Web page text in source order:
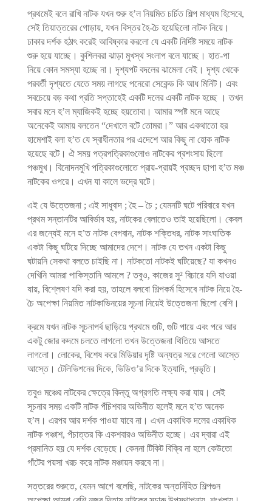
প্রথমেই বলে রাখি নাটক যখন শুরু হ’ল নিয়মিত চর্চিত শিল্প মাধ্যম হিসেবে,
সেই তিয়াত্তরের গোড়ায়, যখন বিস্তর হৈ-চৈ হয়েছিলো নাটক নিয়ে।
ঢাকার দর্শক হঠাৎ করেই আবিষ্কার করলো যে একটি নির্দিষ্ট সময়ে নাটক
শুরু হয়ে যাচ্ছে। কুশিলবরা ঝাড়া মুখস্থ সংলাপ বলে যাচ্ছে। হাত-পা
নিয়ে কোন সমস্যা হচ্ছে না। দৃশ্যপট বদলের ঝামেলা নেই। দৃশ্য থেকে
পরবর্তী দৃশ্যতে যেতে সময় লাগছে পনেরো সেকেন্ড কি আধ মিনিট। এবং
সবচেয়ে বড় কথা প্রতি সপ্তাহেই একটি দলের একটি নাটক হচ্ছে । তখন
সবার মনে হ’ল ম্যাজিকই হচ্ছে হয়তোবা। আমার স্পষ্ট মনে আছে
অনেকেই আমায় বলতেন “দেখালে বটে তোমরা।” আর একথাতো হর
হামেশাই বলা হ’ত যে স্বাধীনতার পর এদেশে আর কিছু না হোক নাটক
হয়েছে বটে। ঐ সময় পত্রপত্রিকাগুলোও নাটকের প্রশংসায় ছিলো
পঞ্চমুখ। বিনোদনমুখি পত্রিকাগুলোতে প্রায়-প্রায়ই প্রচ্ছদ ছাপা হ’ত মঞ্চ
নাটকের ওপরে। এখন যা কালে ভদ্রে ঘটে।
এই যে উত্তেজনা ; এই সাধুবাদ ; হৈ – চৈ ; যেমনটি ঘটে পরিবারে যখন
প্রথম সন্তানটির আবির্ভাব হয়, নাটকের বেলাতেও তাই হয়েছিলো। কেবল
এর জন্যেই মনে হ’ত নাটক বেগবান, নাটক শক্তিধর, নাটক সাংঘাতিক
একটা কিছু ঘটিয়ে দিচ্ছে আমাদের দেশে। নাটক যে তখন একটা কিছু
ঘটায়নি সেকথা বলতে চাইছি না। নাটকতো নাটকই ঘটিয়েছে? যা কখনও
দেখিনি আমরা পাকিস্তানি আমলে ? তবুও, কাজের সু² বিচারে যদি যাওয়া
যায়, বিশ্লেষণ যদি করা হয়, তাহলে বলবো শিল্পকর্ম হিসেবে নাটক নিয়ে হৈ-
চৈ অপেক্ষা নিয়মিত নাটকাভিনয়ের সূচনা নিয়েই উত্তেজনা ছিলো বেশি।
ক্রমে যখন নাটক সূচনাপর্ব ছাড়িয়ে প্রথমে গুটি, গুটি পায়ে এবং পরে আর
একটু জোর কদমে চলতে লাগলো তখন উত্তেজনা থিতিয়ে আসতে
লাগলো। লোকের, বিশেষ করে মিডিয়ার দৃষ্টি অন্যত্র সরে গেলো আস্তে
আস্তে। টেলিভিশনের দিকে, ভিডিও’র দিকে ইত্যাদি, প্রভৃতি।
তবুও মঞ্চের নাটকের ক্ষেত্রে কিন্তু অগ্রগতি লক্ষ্য করা যায়। সেই
সূচনার সময় একটি নাটক পঁচিশবার অভিনীত হলেই মনে হ’ত অনেক
হ’ল। এরপর আর দর্শক পাওয়া যাবে না। এখন একাধিক দলের একাধিক
নাটক পঞ্চাশ, পঁচাত্তর কি একশবারও অভিনীত হচ্ছে। এর দ্বারা এই
প্রমানিত হয় যে দর্শক বেড়েছে। কেননা টিকিট বিক্রি না হলে কেউতো
গাঁটের পয়সা খরচ করে নাটক মঞ্চায়ন করবে না।
সত্তরের শুরুতে, যেমন আগে বলেছি, নাটকের অন্তর্নিহিত শিল্পগুন